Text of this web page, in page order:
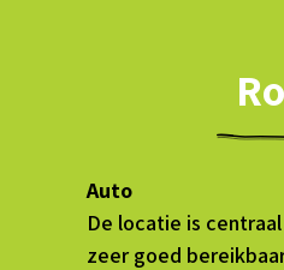
Auto
De locatie is
zeer goed